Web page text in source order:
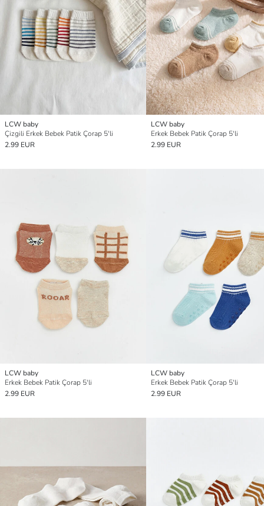
LCW baby
Çizgili Erkek Bebek Patik Çorap 5'li
2.99 EUR
LCW baby
Erkek Bebek Patik Çorap 5'li
2.99 EUR
LCW baby
Erkek Bebek Patik Çorap 5'li
2.99 EUR
LCW baby
Erkek Bebek Patik Çorap 5'li
2.99 EUR